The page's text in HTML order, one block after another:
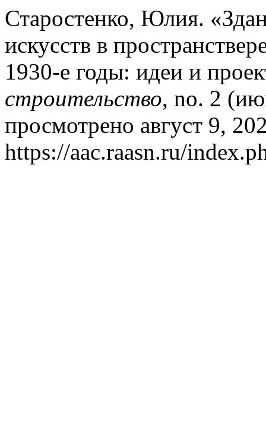
Старостенко, Юлия.
искусств в
1930-е годы: идеи и
строительство, no. 2
просмотрено август 9,
https://aac.raasn.ru/